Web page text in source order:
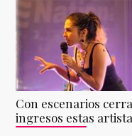
Con escenarios
ingresos estas